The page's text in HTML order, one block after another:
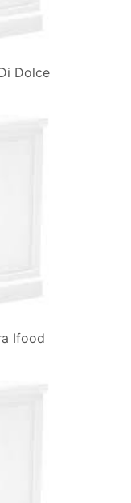
Dolce
Ifood